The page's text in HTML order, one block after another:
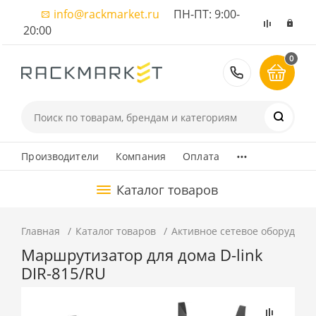
info@rackmarket.ru ПН-ПТ: 9:00-
20:00
8 (495)
0
Производители Компания Оплата ...
Каталог товаров
Главная Каталог товаров Активное сетевое
Маршрутизатор для дома D-link
DIR-815/RU